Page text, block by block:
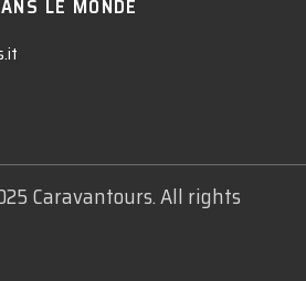
LE MONDE
Caravantours. All rights